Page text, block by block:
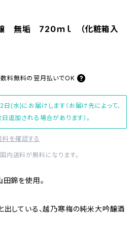
無垢 720ｍｌ （化粧箱入
料無料の 翌月払いでOK
(水)にお届けします（お届け先によって、
追加される場合があります）。
料を確認する
送料が無料になります。
錦を使用。
出している、越乃寒梅の純米大吟醸酒